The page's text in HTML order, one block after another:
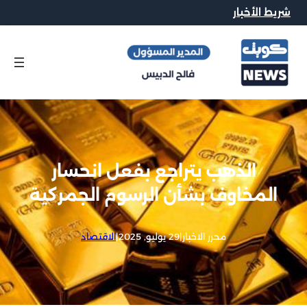
شريط الأخبار
الذهب يتراجع بفعل انحسار
المخاوف بشأن الرسوم الجمركية
محرر الاخبار|29 يوليو, 2025 |الاقتصاد